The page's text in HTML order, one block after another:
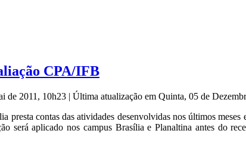
CPA/IFB
de 2011, 10h23 | Última atualização em Quinta, 05 de
contas das atividades desenvolvidas nos últimos
será aplicado nos campus Brasília e Planaltina antes do